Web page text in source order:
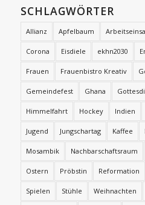
SCHLAGWÖRTER
Allianz Apfelbaum
Corona Eisdiele ekhn2030
Frauen Frauenbistro Kreativ
Gemeindefest Ghana
Himmelfahrt Hockey Indien
Jugend Jungschartag Kaffee
Mosambik Nachbarschaftsraum
Ostern Pröbstin Reformation
Spielen Stühle Weihnachten